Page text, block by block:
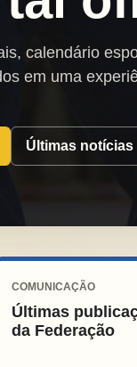
calendário
em uma
Últimas notícias
COMUNICAÇÃO
Últimas
da Federação